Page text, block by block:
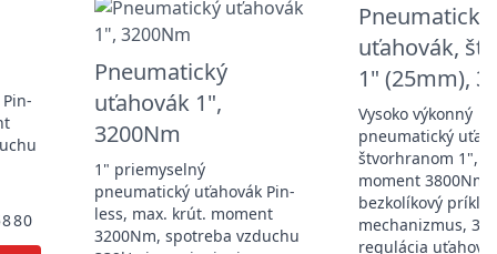
Pneumatický
uťahovák 1",
3200Nm
1" priemyselný
pneumatický uťahovák Pin-
less, max. krút. moment
3200Nm, spotreba vzduchu
Pneumatický
uťahovák,
1" (25mm),
Vysoko výkonný
pneumatický
štvorhranom 1",
moment 3800Nm,
bezkolíkový
mechanizmus, 3-
regulácia